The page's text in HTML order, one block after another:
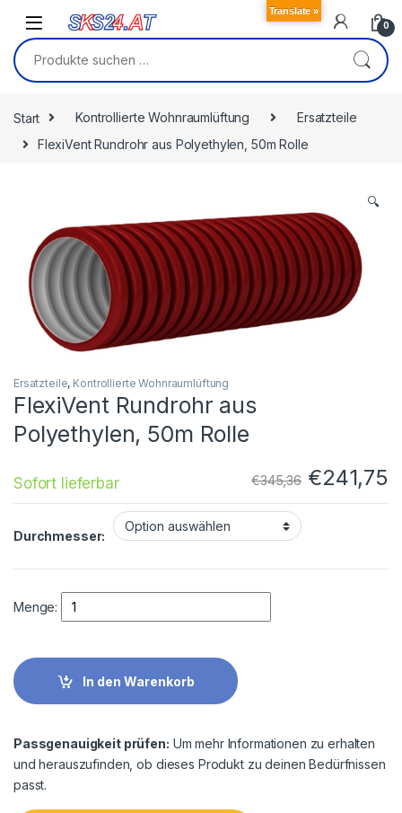
0
Suchen nach:
Start Kontrollierte Wohnraumlüftung
Ersatzteile
FlexiVent Rundrohr aus Polyethylen, 50m Rolle
🔍
Ersatzteile, Kontrollierte Wohnraumlüftung
FlexiVent Rundrohr aus
Polyethylen, 50m Rolle
Sofort lieferbar €345,36 €241,75
Durchmesser:
Menge:
Quantity
In den Warenkorb
Passgenauigkeit prüfen: Um mehr Informationen zu erhalten
und herauszufinden, ob dieses Produkt zu deinen Bedürfnissen
passt.
Translate »